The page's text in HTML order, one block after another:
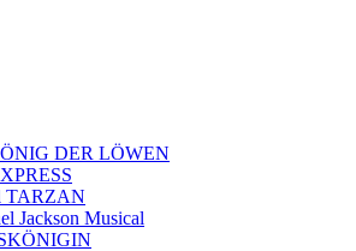
DER LÖWEN
TARZAN
Jackson Musical